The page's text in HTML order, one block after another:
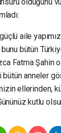
aile
bütün
Fatma Şahin
anneler
ellerinden,
kutlu